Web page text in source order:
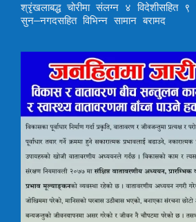
श्रृंखलाबद्ध चोरीमा संलग्न ४ विदेशीसहित ९
सुन–नगदसहित विभिन्न सामान बरामद